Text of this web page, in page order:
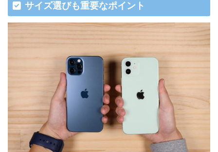
サイズ選びも重要なポイント